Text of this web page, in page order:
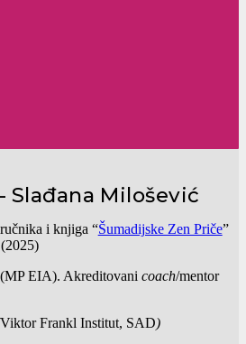
Slađana Milošević
i knjiga “Šumadijske Zen Priče”
EIA). Akreditovani coach/mentor
Viktor Frankl Institut, SAD)